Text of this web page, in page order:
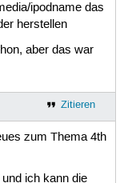
ipodname das
herstellen
aber das war
Zitieren
zum Thema 4th
ich kann die